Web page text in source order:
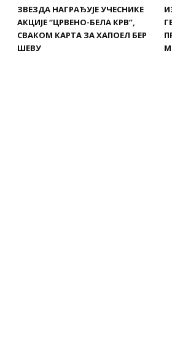
ЗВЕЗДА НАГРАЂУЈЕ УЧЕСНИКЕ
АКЦИЈЕ “ЦРВЕНО-БЕЛА КРВ”,
СВАКОМ КАРТА ЗА ХАПОЕЛ БЕР
ШЕВУ